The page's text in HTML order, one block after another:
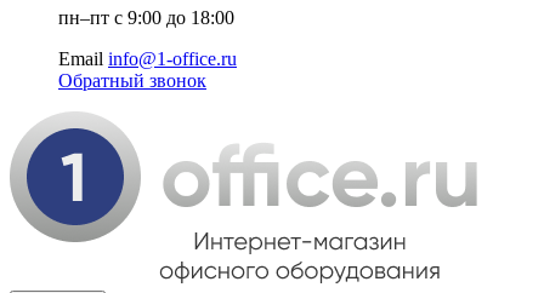
пн–пт с 9:00 до 18:00
Email info@1-office.ru
Обратный звонок